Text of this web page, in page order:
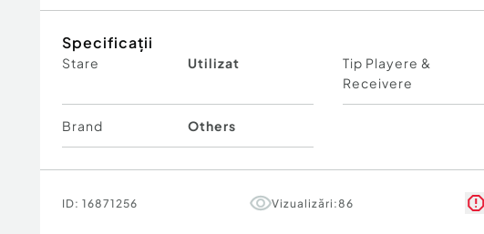
Specificații
Stare Utilizat
Tip Playere &
Receivere
Brand Others
ID: 16871256 Vizualizări:86